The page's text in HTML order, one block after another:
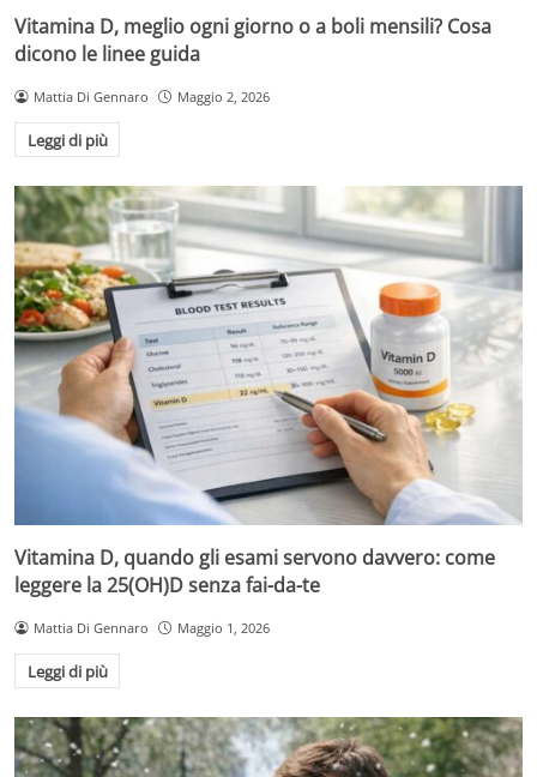
Vitamina D, meglio ogni giorno o a boli mensili? Cosa
dicono le linee guida
Mattia Di Gennaro Maggio 2, 2026
Leggi di più
Vitamina D, quando gli esami servono davvero: come
leggere la 25(OH)D senza fai-da-te
Mattia Di Gennaro Maggio 1, 2026
Leggi di più